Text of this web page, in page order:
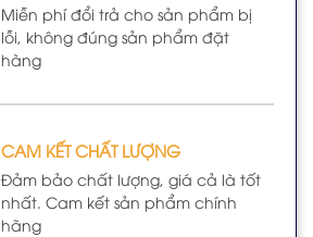
Miễn phí đổi trả cho sản phẩm bị
lỗi, không đúng sản phẩm đặt
hàng
CAM KẾT CHẤT LƯỢNG
Đảm bảo chất lượng, giá cả là tốt
nhất. Cam kết sản phẩm chính
hãng